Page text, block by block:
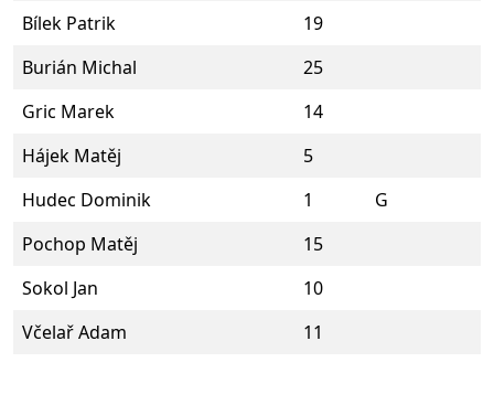
Bílek Patrik
19
Burián Michal
25
Gric Marek
14
Hájek Matěj
5
Hudec Dominik
1
G
Pochop Matěj
15
Sokol Jan
10
Včelař Adam
11